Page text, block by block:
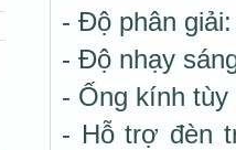
- Độ phân
- Độ nhạy
- Ống kính
- Hỗ trợ đèn